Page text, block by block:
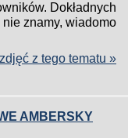
Dokładnych
znamy, wiadomo
z tego tematu »
AMBERSKY